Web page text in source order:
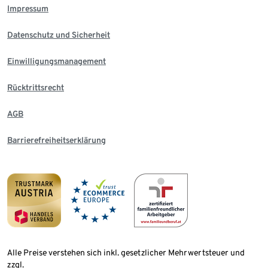
Impressum
Datenschutz und Sicherheit
Einwilligungsmanagement
Rücktrittsrecht
AGB
Barrierefreiheitserklärung
Alle Preise verstehen sich inkl. gesetzlicher Mehrwertsteuer und
zzgl.